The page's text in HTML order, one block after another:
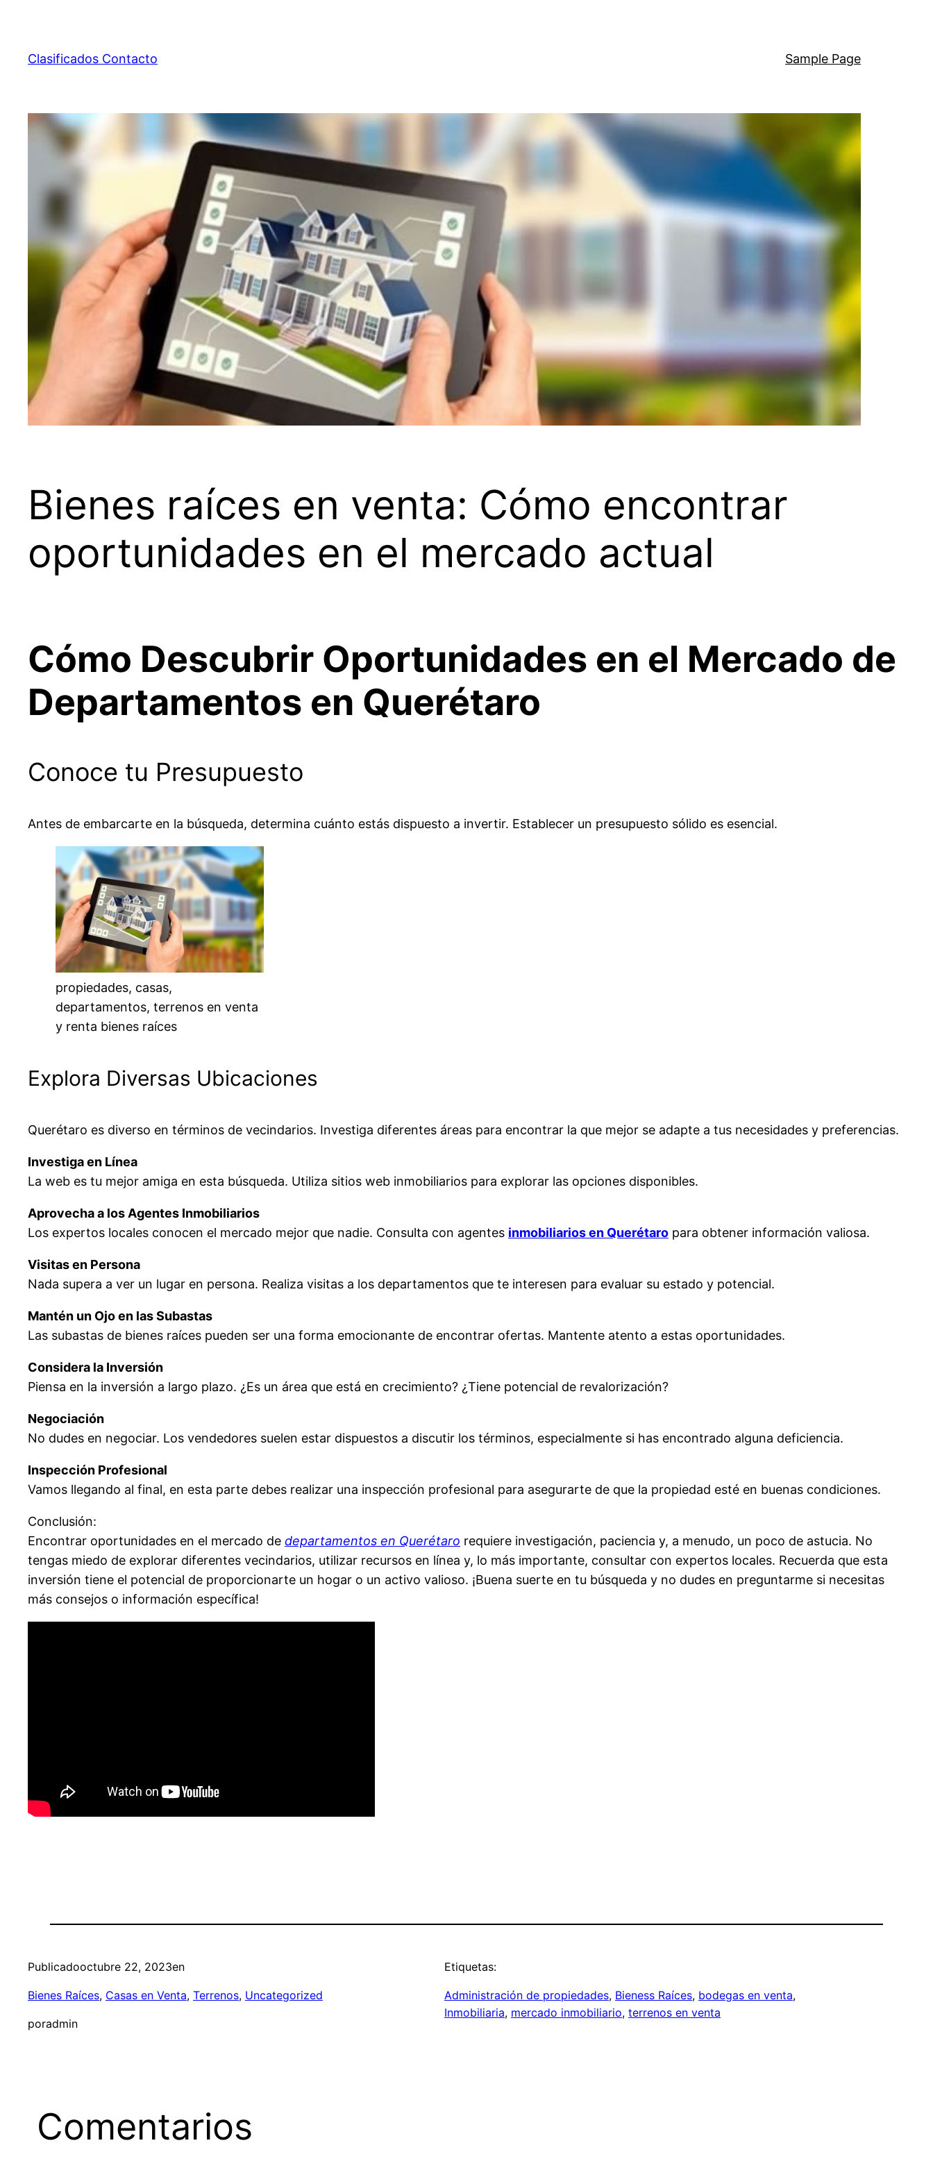
contenido
Clasificados Contacto Sample Page
Bienes raíces en venta: Cómo encontrar
oportunidades en el mercado actual
Cómo Descubrir Oportunidades en el Mercado de
Departamentos en Querétaro
Conoce tu Presupuesto
Antes de embarcarte en la búsqueda, determina cuánto estás dispuesto a invertir. Establecer un presupuesto sólido es esencial.
propiedades, casas,
departamentos, terrenos en venta
y renta bienes raíces
Explora Diversas Ubicaciones
Querétaro es diverso en términos de vecindarios. Investiga diferentes áreas para encontrar la que mejor se adapte a tus necesidades y preferencias.
Investiga en Línea
La web es tu mejor amiga en esta búsqueda. Utiliza sitios web inmobiliarios para explorar las opciones disponibles.
Aprovecha a los Agentes Inmobiliarios
Los expertos locales conocen el mercado mejor que nadie. Consulta con agentes inmobiliarios en Querétaro para obtener información valiosa.
Visitas en Persona
Nada supera a ver un lugar en persona. Realiza visitas a los departamentos que te interesen para evaluar su estado y potencial.
Mantén un Ojo en las Subastas
Las subastas de bienes raíces pueden ser una forma emocionante de encontrar ofertas. Mantente atento a estas oportunidades.
Considera la Inversión
Piensa en la inversión a largo plazo. ¿Es un área que está en crecimiento? ¿Tiene potencial de revalorización?
Negociación
No dudes en negociar. Los vendedores suelen estar dispuestos a discutir los términos, especialmente si has encontrado alguna deficiencia.
Inspección Profesional
Vamos llegando al final, en esta parte debes realizar una inspección profesional para asegurarte de que la propiedad esté en buenas condiciones.
Conclusión:
Encontrar oportunidades en el mercado de departamentos en Querétaro requiere investigación, paciencia y, a menudo, un poco de astucia. No
tengas miedo de explorar diferentes vecindarios, utilizar recursos en línea y, lo más importante, consultar con expertos locales. Recuerda que esta
inversión tiene el potencial de proporcionarte un hogar o un activo valioso. ¡Buena suerte en tu búsqueda y no dudes en preguntarme si necesitas
más consejos o información específica!
Publicadooctubre 22, 2023en
Bienes Raíces, Casas en Venta, Terrenos, Uncategorized
poradmin
Etiquetas:
Administración de propiedades, Bieness Raíces, bodegas en venta
Inmobiliaria, mercado inmobiliario, terrenos en venta
Comentarios